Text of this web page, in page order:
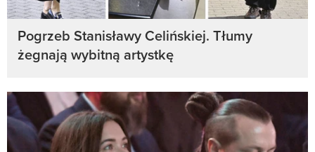
Pogrzeb Stanisławy Celińskiej. Tłumy
żegnają wybitną artystkę